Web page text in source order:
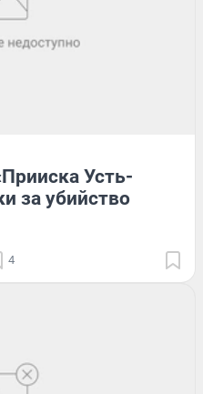
Усть-
за убийство
4